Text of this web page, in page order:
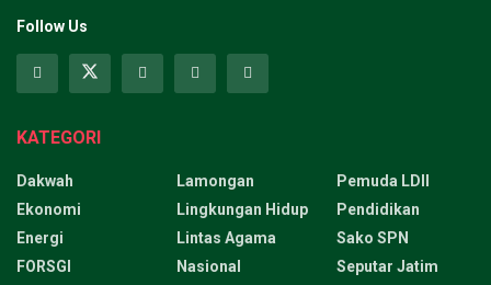
Follow Us
KATEGORI
Dakwah
Ekonomi
Energi
FORSGI
Lamongan
Lingkungan Hidup
Lintas Agama
Nasional
Pemuda LDII
Pendidikan
Sako SPN
Seputar Jatim